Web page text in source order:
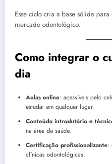
Esse ciclo cria a base sólida
mercado odontológico.
Como integrar o
dia
Aulas online: acessíveis pelo
estudar em qualquer lugar.
Conteúdo introdutório e
na área da saúde.
Certificação profissionalizante:
clínicas odontológicas.